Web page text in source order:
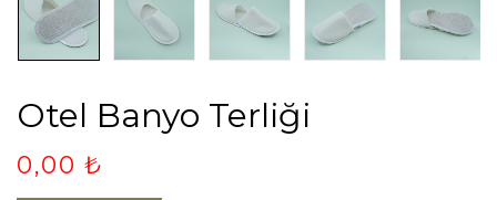
Otel Banyo Terliği
0,00 ₺